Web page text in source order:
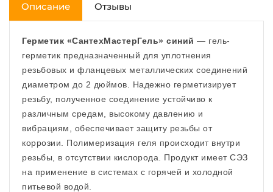
Описание Отзывы
Герметик «СантехМастерГель» синий — гель-
герметик предназначенный для уплотнения
резьбовых и фланцевых металлических соединений
диаметром до 2 дюймов. Надежно герметизирует
резьбу, полученное соединение устойчиво к
различным средам, высокому давлению и
вибрациям, обеспечивает защиту резьбы от
коррозии. Полимеризация геля происходит внутри
резьбы, в отсутствии кислорода. Продукт имеет СЭЗ
на применение в системах с горячей и холодной
питьевой водой.